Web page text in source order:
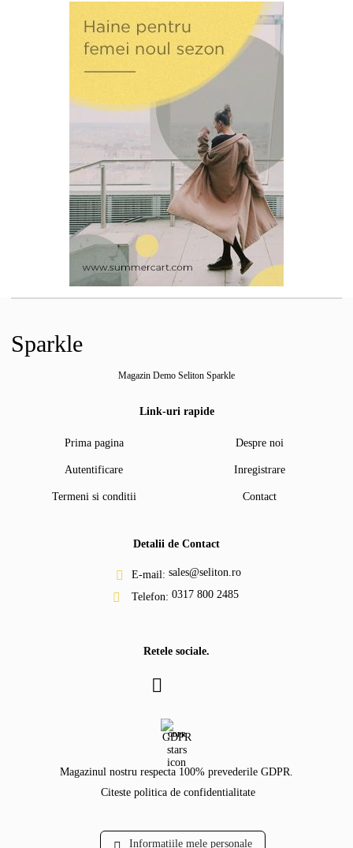
Sparkle
Magazin Demo Seliton Sparkle
Link-uri rapide
Prima pagina Despre noi
Autentificare Inregistrare
Termeni si conditii Contact
Detalii de Contact
E-mail: sales@seliton.ro
Telefon: 0317 800 2485
Retele sociale.
GDPR
Magazinul nostru respecta 100% prevederile GDPR.
Citeste politica de confidentialitate
Informatiile mele personale